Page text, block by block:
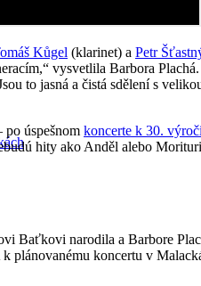
Kůgel (klarinet) a Petr
vysvetlila Barbora
to jasná a čistá sdělení s
po úspešnom koncerte k 30.
hity ako Anděl alebo
Baťkovi narodila a Barbore
koncertu v